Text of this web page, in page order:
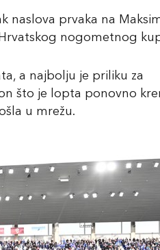
naslova prvaka na
nogometnog
a najbolju je priliku za
što je lopta ponovno
u mrežu.